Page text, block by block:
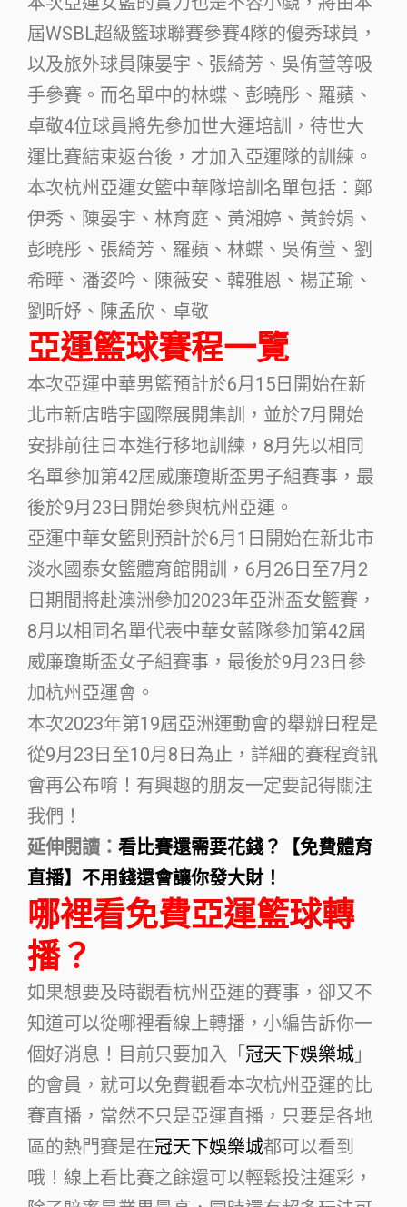
屆WSBL超級籃球聯賽參賽4隊的優秀球員，
以及旅外球員陳晏宇、張綺芳、吳侑萱等吸
手參賽。而名單中的林蝶、彭曉彤、羅蘋、
卓敬4位球員將先參加世大運培訓，待世大
運比賽結束返台後，才加入亞運隊的訓練。
本次杭州亞運女籃中華隊培訓名單包括：鄭
伊秀、陳晏宇、林育庭、黃湘婷、黃鈴娟、
彭曉彤、張綺芳、羅蘋、林蝶、吳侑萱、劉
希曄、潘姿吟、陳薇安、韓雅恩、楊芷瑜、
劉昕妤、陳孟欣、卓敬
亞運籃球賽程一覽
本次亞運中華男籃預計於6月15日開始在新
北市新店晧宇國際展開集訓，並於7月開始
安排前往日本進行移地訓練，8月先以相同
名單參加第42屆威廉瓊斯盃男子組賽事，最
後於9月23日開始參與杭州亞運。
亞運中華女籃則預計於6月1日開始在新北市
淡水國泰女籃體育館開訓，6月26日至7月2
日期間將赴澳洲參加2023年亞洲盃女籃賽，
8月以相同名單代表中華女藍隊參加第42屆
威廉瓊斯盃女子組賽事，最後於9月23日參
加杭州亞運會。
本次2023年第19屆亞洲運動會的舉辦日程是
從9月23日至10月8日為止，詳細的賽程資訊
會再公布唷！有興趣的朋友一定要記得關注
我們！
延伸閱讀： 看比賽還需要花錢？【免費體育
直播】不用錢還會讓你發大財！
哪裡看免費亞運籃球轉
播？
如果想要及時觀看杭州亞運的賽事，卻又不
知道可以從哪裡看線上轉播，小編告訴你一
個好消息！目前只要加入「 冠天下娛樂城 」
的會員，就可以免費觀看本次杭州亞運的比
賽直播，當然不只是亞運直播，只要是各地
區的熱門賽是在冠天下娛樂城都可以看到
哦！線上看比賽之餘還可以輕鬆投注運彩，